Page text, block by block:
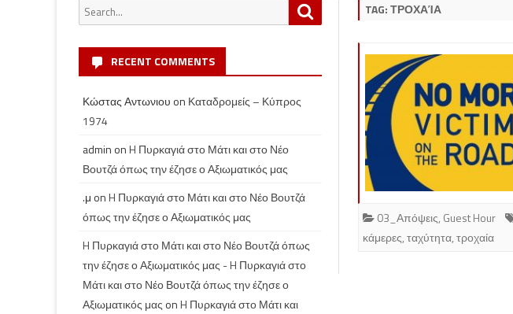
ΔΙΑΣΚΈΔΑΣΗ – LIFESTYLE
TAG:ΤΡΟΧΑΊΑ
03_Απόψεις, Guest Hour
κάμερες,ταχύτητα,τροχαία
Search
for:
RECENT COMMENTS
Κώστας Αντωνιου on Καταδρομείς – Κύπρος
1974
admin onH Πυρκαγιά στο Μάτι και στο Νέο
Βουτζά όπως την έζησε ο Αξιωματικός μας
.μ onH Πυρκαγιά στο Μάτι και στο Νέο Βουτζά
όπως την έζησε ο Αξιωματικός μας
H Πυρκαγιά στο Μάτι και στο Νέο Βουτζά όπως
την έζησε ο Αξιωματικός μας - H Πυρκαγιά στο
Μάτι και στο Νέο Βουτζά όπως την έζησε ο
Αξιωματικός μας onH Πυρκαγιά στο Μάτι και